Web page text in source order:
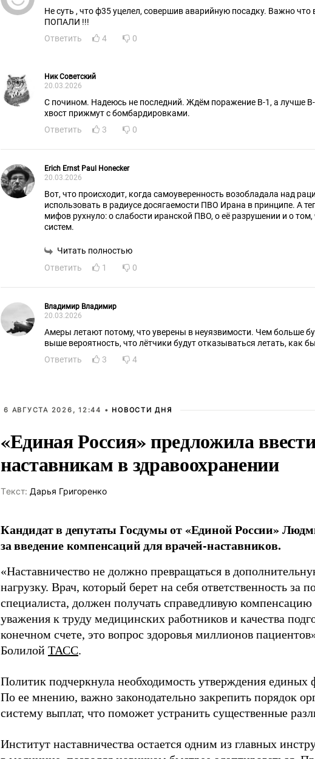
Не суть , что ф35 уцелел, совершив аварийную посадку. Важно
ПОПАЛИ !!!
Ответить
4 0
Ник Советский
20.03.2026
С почином. Надеюсь не последний. Ждём поражение В-1, а лучше
хвост прижмут с бомбардировками.
Ответить
3 0
Erich Ernst Paul Honecker
20.03.2026
Вот, что происходит, когда самоуверенность возобладала над
использовать в радиусе досягаемости ПВО Ирана в принципе. А
мифов рухнуло: о слабости иранской ПВО, о её разрушении и о том,
систем.
Читать полностью
Ответить
1 0
Владимир Владимир
20.03.2026
Амеры летают потому, что уверены в неуязвимости. Чем больше
выше вероятность, что лётчики будут отказываться летать, как
Ответить
3 4
6 АВГУСТА 2026, 12:44 • НОВОСТИ ДНЯ
«Единая Россия» предложила
наставникам в здравоохранении
Tекст: Дарья Григоренко
Кандидат в депутаты Госдумы от «Единой России»
за введение компенсаций для врачей-наставников.
«Наставничество не должно превращаться в
нагрузку. Врач, который берет на себя ответственность за
специалиста, должен получать справедливую компенсацию
уважения к труду медицинских работников и качества
конечном счете, это вопрос здоровья миллионов
Болилой ТАСС.
Политик подчеркнула необходимость утверждения единых
По ее мнению, важно законодательно закрепить порядок
систему выплат, что поможет устранить существенные
Институт наставничества остается одним из главных